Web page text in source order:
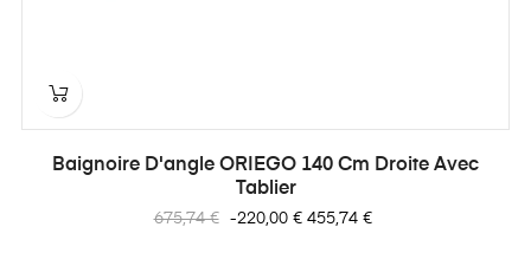
Baignoire D'angle ORIEGO 140 Cm Droite Avec
Tablier
Prix
675,74 € -220,00 € Prix
455,74 €